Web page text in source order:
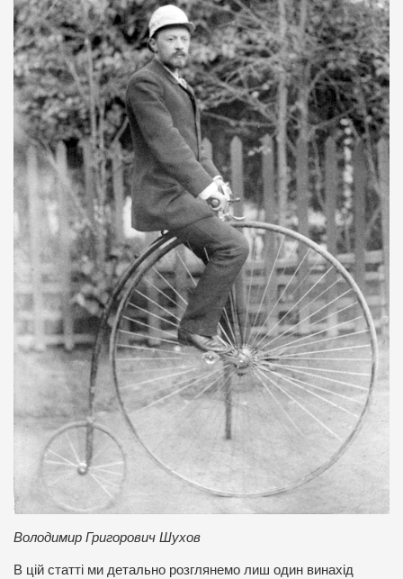
Володимир Григорович Шухов
В цій статті ми детально розглянемо лиш один винахід